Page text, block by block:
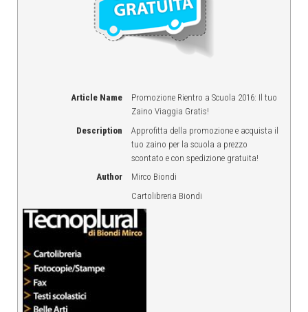
Article Name
Promozione Rientro a Scuola 2016: Il tuo
Zaino Viaggia Gratis!
Description
Approfitta della promozione e acquista il
tuo zaino per la scuola a prezzo
scontato e con spedizione gratuita!
Author
Mirco Biondi
Cartolibreria Biondi